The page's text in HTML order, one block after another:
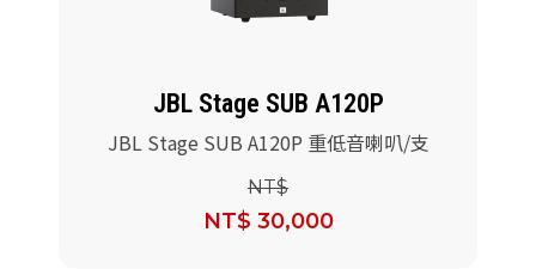
JBL Stage SUB A120P
JBL Stage SUB A120P 重低音喇叭/支
NT$
NT$ 30,000